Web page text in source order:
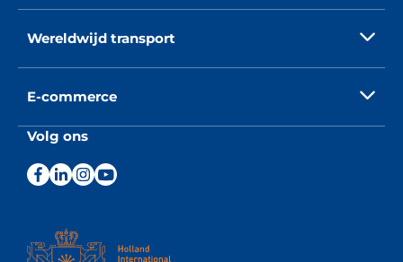
Wereldwijd transport
E-commerce
Volg ons